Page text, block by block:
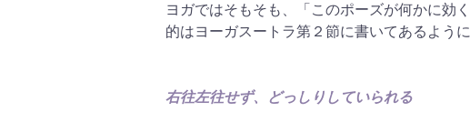
ヨガではそもそも、「このポーズが何かに効
的はヨーガスートラ第２節に書いてあるよう
右往左往せず、どっしりしていられる